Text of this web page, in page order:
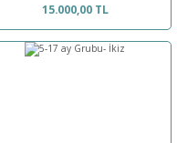
15.000,00 TL